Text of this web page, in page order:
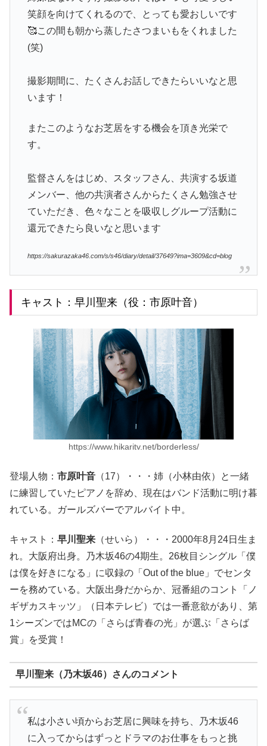
笑顔を向けてくれるので、とっても愛おしいです
🥰この間も朝から蒸したさつまいもをくれました
(笑)
撮影期間に、たくさんお話しできたらいいなと思
います！
またこのようなお芝居をする機会を頂き光栄で
す。
監督さんをはじめ、スタッフさん、共演する坂道
メンバー、他の共演者さんからたくさん勉強させ
ていただき、色々なことを吸収しグループ活動に
還元できたら良いなと思います
https://sakurazaka46.com/s/s46/diary/detail/37649?ima=3609&cd=blog
キャスト：早川聖来（役：市原叶音）
https://www.hikaritv.net/borderless/
登場人物： 市原叶音 （17）・・・姉（小林由依）と一緒
に練習していたピアノを辞め、現在はバンド活動に明け暮
れている。ガールズバーでアルバイト中。
キャスト： 早川聖来 （せいら）・・・2000年8月24日生ま
れ。大阪府出身。乃木坂46の4期生。26枚目シングル「僕
は僕を好きになる」に収録の「Out of the blue」でセンタ
ーを務めている。大阪出身だからか、冠番組のコント「ノ
ギザカスキッツ」（日本テレビ）では一番意欲があり、第
1シーズンではMCの「さらば青春の光」が選ぶ「さらば
賞」を受賞！
早川聖来（乃木坂46）さんのコメント
私は小さい頃からお芝居に興味を持ち、乃木坂46
に入ってからはずっとドラマのお仕事をもっと挑